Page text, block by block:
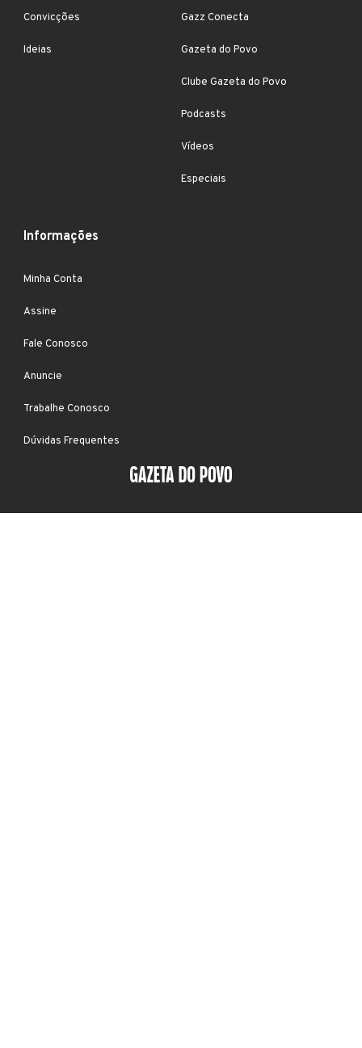
Convicções
Ideias
Gazz Conecta
Gazeta do Povo
Clube Gazeta do Povo
Podcasts
Vídeos
Especiais
Informações
Minha Conta
Assine
Fale Conosco
Anuncie
Trabalhe Conosco
Dúvidas Frequentes